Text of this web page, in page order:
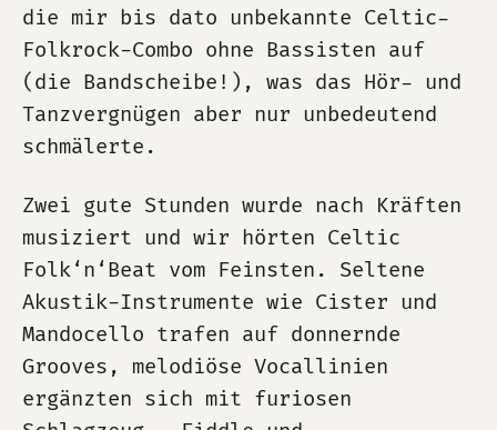
die mir bis dato unbekannte Celtic-
Folkrock-Combo ohne Bassisten auf
(die Bandscheibe!), was das Hör- und
Tanzvergnügen aber nur unbedeutend
schmälerte.
Zwei gute Stunden wurde nach Kräften
musiziert und wir hörten Celtic
Folk‘n‘Beat vom Feinsten. Seltene
Akustik-Instrumente wie Cister und
Mandocello trafen auf donnernde
Grooves, melodiöse Vocallinien
ergänzten sich mit furiosen